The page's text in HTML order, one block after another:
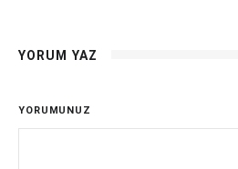
YORUM YAZ
YORUMUNUZ